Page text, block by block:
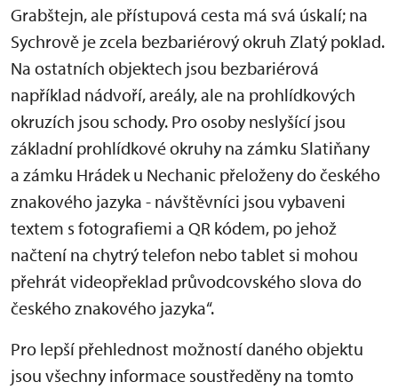
Grabštejn, ale přístupová cesta má svá úskalí; na
Sychrově je zcela bezbariérový okruh Zlatý poklad.
Na ostatních objektech jsou bezbariérová
například nádvoří, areály, ale na prohlídkových
okruzích jsou schody. Pro osoby neslyšící jsou
základní prohlídkové okruhy na zámku Slatiňany
a zámku Hrádek u Nechanic přeloženy do českého
znakového jazyka - návštěvníci jsou vybaveni
textem s fotografiemi a QR kódem, po jehož
načtení na chytrý telefon nebo tablet si mohou
přehrát videopřeklad průvodcovského slova do
českého znakového jazyka“.
Pro lepší přehlednost možností daného objektu
jsou všechny informace soustředěny na tomto